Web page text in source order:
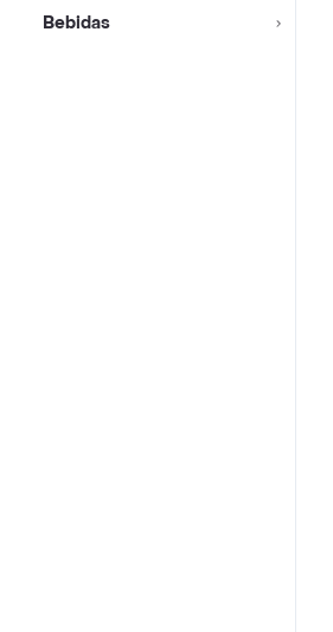
Bebidas